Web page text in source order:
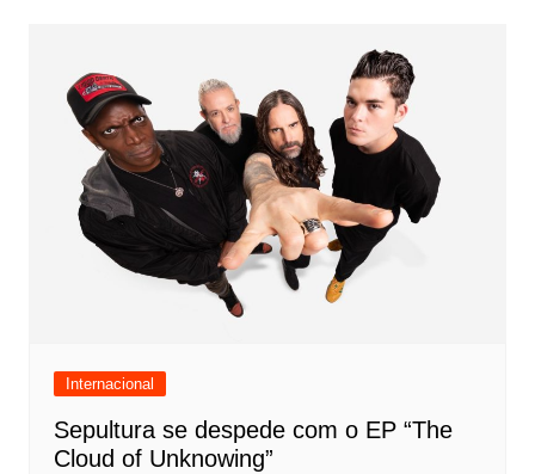
Internacional
Sepultura se despede com o EP “The
Cloud of Unknowing”